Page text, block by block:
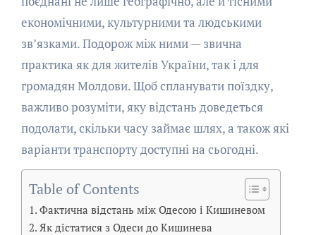
економічними, культурними та людськими
зв’язками. Подорож між ними — звична
практика як для жителів України, так і для
громадян Молдови. Щоб спланувати поїздку,
важливо розуміти, яку відстань доведеться
подолати, скільки часу займає шлях, а також які
варіанти транспорту доступні на сьогодні.
Table of Contents
Фактична відстань між Одесою і Кишиневом
Як дістатися з Одеси до Кишинева